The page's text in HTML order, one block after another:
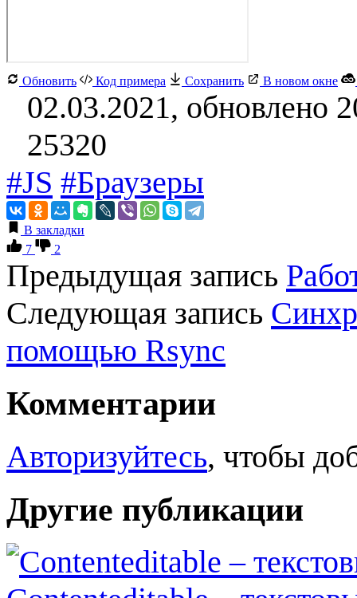
Обновить Код примера Сохранить В новом окне
02.03.2021, обновлено
25320
#JS #Браузеры
В закладки
7
2
Предыдущая запись
Следующая запись
помощью Rsync
Комментарии
Авторизуйтесь, чтобы
Другие публикации